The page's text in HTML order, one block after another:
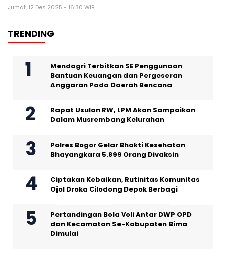
Jumat, 12 Des 2025 - 16:30 WIB
TRENDING
Mendagri Terbitkan SE Penggunaan
Bantuan Keuangan dan Pergeseran
Anggaran Pada Daerah Bencana
Rapat Usulan RW, LPM Akan Sampaikan
Dalam Musrembang Kelurahan
Polres Bogor Gelar Bhakti Kesehatan
Bhayangkara 5.899 Orang Divaksin
Ciptakan Kebaikan, Rutinitas Komunitas
Ojol Droka Cilodong Depok Berbagi
Pertandingan Bola Voli Antar DWP OPD
dan Kecamatan Se-Kabupaten Bima
Dimulai